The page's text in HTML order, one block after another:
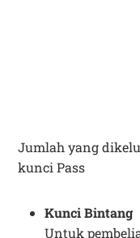
Jumlah yang
kunci Pass
Kunci Bintang
Untuk